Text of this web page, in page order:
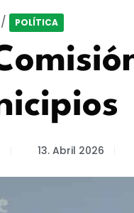
/ POLÍTICA
13. Abril 2026